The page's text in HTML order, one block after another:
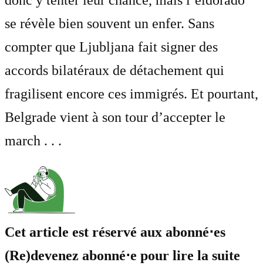
se révèle bien souvent un enfer. Sans
compter que Ljubljana fait signer des
accords bilatéraux de détachement qui
fragilisent encore ces immigrés. Et pourtant,
Belgrade vient à son tour d’accepter le
march . . .
Cet article est réservé aux abonné⋅es
(Re)devenez abonné⋅e pour lire la suite